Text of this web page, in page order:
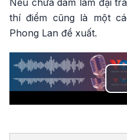
thí điểm cũng là một
Phong Lan đề xuất.